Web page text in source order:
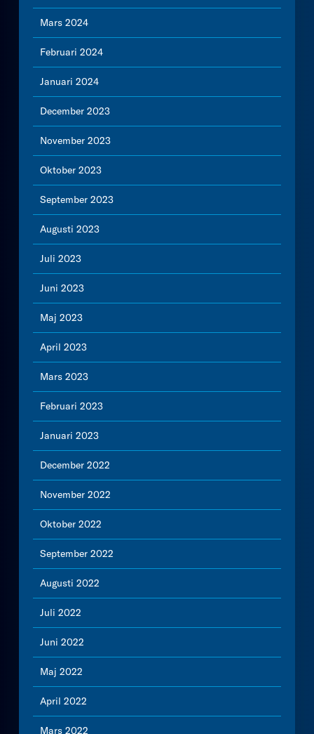
Mars 2024
Februari 2024
Januari 2024
December 2023
November 2023
Oktober 2023
September 2023
Augusti 2023
Juli 2023
Juni 2023
Maj 2023
April 2023
Mars 2023
Februari 2023
Januari 2023
December 2022
November 2022
Oktober 2022
September 2022
Augusti 2022
Juli 2022
Juni 2022
Maj 2022
April 2022
Mars 2022